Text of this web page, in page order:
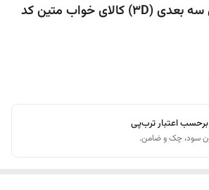
لحاف روتختی تنسل سه بعدی (3D) کالای خواب متین کد
اعتبار ترب‌پی